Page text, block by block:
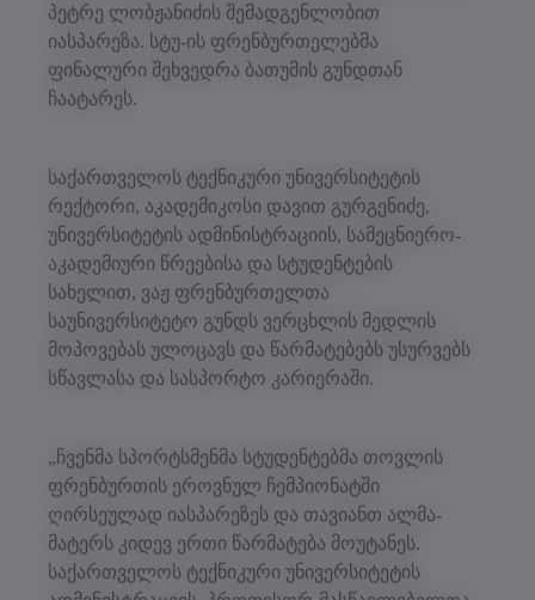
პეტრე ლობჟანიძის შემადგენლობით
იასპარეზა. სტუ-ის ფრენბურთელებმა
ფინალური შეხვედრა ბათუმის გუნდთან
ჩაატარეს.
საქართველოს ტექნიკური უნივერსიტეტის
რექტორი, აკადემიკოსი დავით გურგენიძე,
უნივერსიტეტის ადმინისტრაციის, სამეცნიერო-
აკადემიური წრეებისა და სტუდენტების
სახელით, ვაჟ ფრენბურთელთა
საუნივერსიტეტო გუნდს ვერცხლის მედლის
მოპოვებას ულოცავს და წარმატებებს უსურვებს
სწავლასა და სასპორტო კარიერაში.
„ჩვენმა სპორტსმენმა სტუდენტებმა თოვლის
ფრენბურთის ეროვნულ ჩემპიონატში
ღირსეულად იასპარეზეს და თავიანთ ალმა-
მატერს კიდევ ერთი წარმატება მოუტანეს.
საქართველოს ტექნიკური უნივერსიტეტის